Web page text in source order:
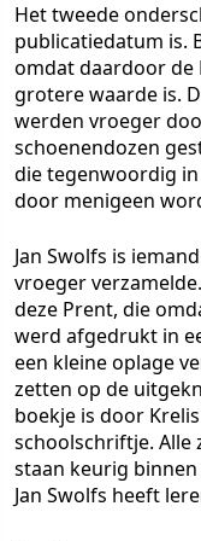
Het tweede
publicatiedatum is.
omdat daardoor de
grotere waarde is.
werden vroeger
schoenendozen
die tegenwoordig
door menigeen
Jan Swolfs is
vroeger
deze Prent, die
werd afgedrukt in
een kleine oplage
zetten op de
boekje is door
schoolschriftje. Alle
staan keurig
Jan Swolfs heeft